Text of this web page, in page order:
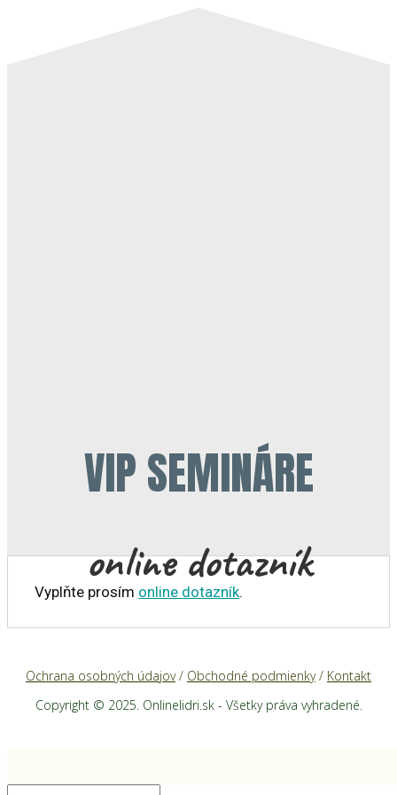
VIP SEMINÁRE
online dotazník
Vyplňte prosím online dotazník.
Ochrana osobných údajov/ Obchodné podmienky/ Kontakt
Copyright © 2025. Onlinelidri.sk - Všetky práva vyhradené.